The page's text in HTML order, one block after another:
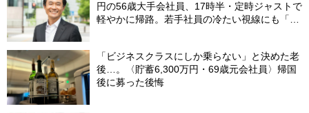
円の56歳大手会社員、17時半・定時ジャストで
軽やかに帰路。若手社員の冷たい視線にも「だ
「ビジネスクラスにしか乗らない」と決めた老
後…。〈貯蓄6,300万円・69歳元会社員〉帰国
後に募った後悔